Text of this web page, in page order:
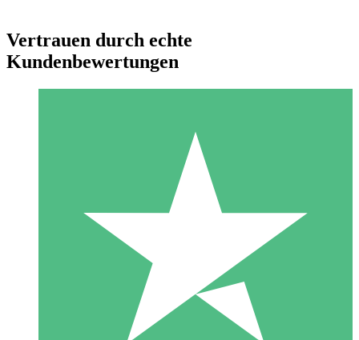
Individuelle Credit-Pakete
Zahlen Sie nach Bedarf mit Download-Credits. Keine
monatliche Verpflichtung erforderlich.
10 00
Vertrauen durch echte
Kundenbewertungen